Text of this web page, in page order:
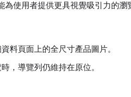
使用者提供更具視覺吸引力的瀏
料頁面上的全尺寸產品圖片。
，導覽列仍維持在原位。